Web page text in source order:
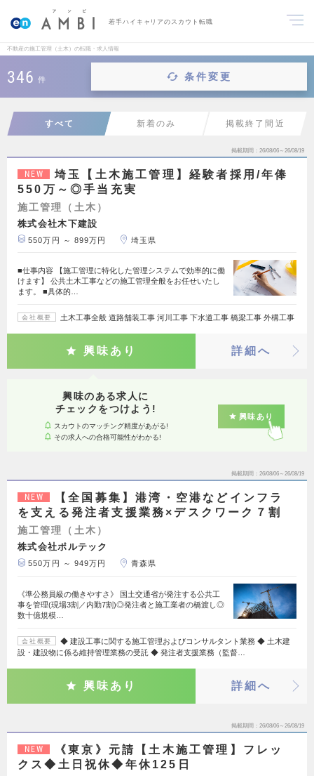
若手ハイキャリアのスカウト転職
不動産の施工管理（土木）の転職・求人情報
346 件 条件変更
すべて 新着のみ 掲載終了間近
掲載期間 26/08/06～26/08/19
NEW
埼玉【土木施工管理】経験者採用/年俸
550万～◎手当充実
施工管理（土木）
株式会社木下建設
550万円 ～ 899万円 埼玉県
■仕事内容 【施工管理に特化した管理システムで効率的に働
けます】 公共土木工事などの施工管理全般をお任せいたし
ます。 ■具体的…
会社概要 土木工事全般 道路舗装工事 河川工事 下水道工事 橋梁工事 外構工事
興味あり 詳細へ
興味のある求人に
チェックをつけよう!
スカウトのマッチング精度があがる!
その求人への合格可能性がわかる!
興味あり
掲載期間 26/08/06～26/08/19
NEW
【全国募集】港湾・空港などインフラ
を支える発注者支援業務×デスクワーク７割
施工管理（土木）
株式会社ポルテック
550万円 ～ 949万円 青森県
《準公務員級の働きやすさ》 国土交通省が発注する公共工
事を管理(現場3割／内勤7割)◎発注者と施工業者の橋渡し◎
数十億規模…
会社概要
◆ 建設工事に関する施工管理およびコンサルタント業務 ◆ 土木建
設・建設物に係る維持管理業務の受託 ◆ 発注者支援業務（監督…
興味あり 詳細へ
掲載期間 26/08/06～26/08/19
NEW
《東京》元請【土木施工管理】フレッ
クス◆土日祝休◆年休125日